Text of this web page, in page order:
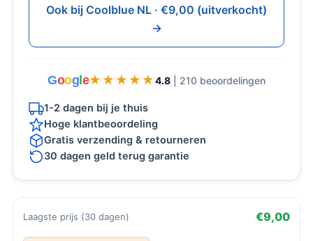
Ook bij Coolblue NL · €9,00 (uitverkocht)
→
Goog e★★★★★
★★★★★ 4.8 | 210 beoordelingen
1-2 dagen bij je thuis
Hoge klantbeoordeling
Gratis verzending & retourneren
30 dagen geld terug garantie
Laagste prijs (30 dagen) €9,00